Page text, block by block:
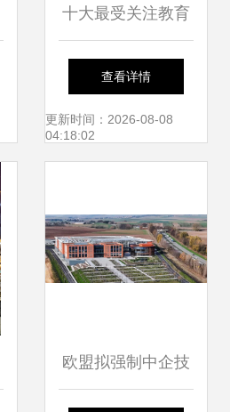
十大最受关注教育
机器人品牌 寓教于
乐，科学促学——
效启示
查看详情
更新时间：2026-08-08
04:18:02
欧盟拟强制中企技